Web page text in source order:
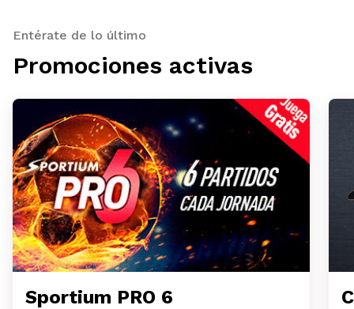
Entérate de lo último
Promociones activas
Sportium PRO 6